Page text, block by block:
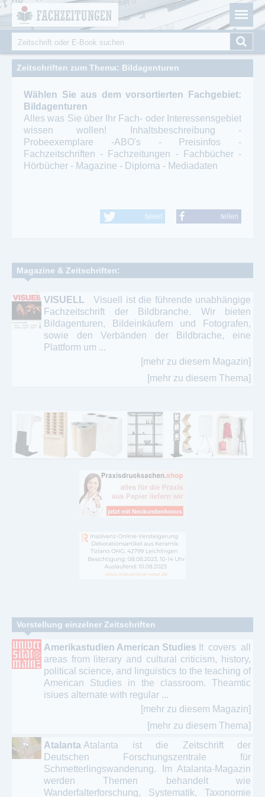
Fachzeitungen.de - Das unabhängige Portal für
Fachmagazine Fachpublikationen & eBooks
Suchformular
Suche
Zeitschriften zum Thema: Bildagenturen
Wählen Sie aus dem vorsortierten Fachgebiet:
Bildagenturen
Alles was Sie über Ihr Fach- oder Interessensgebiet
wissen wollen! Inhaltsbeschreibung -
Probeexemplare -ABO's - Preisinfos -
Fachzeitschriften - Fachzeitungen - Fachbücher -
Hörbücher - Magazine - Diploma - Mediadaten
tweet teilen
Magazine & Zeitschriften:
VISUELL
Visuell ist die führende unabhängige
Fachzeitschrift der Bildbranche. Wir bieten
Bildagenturen, Bildeinkäufern und Fotografen,
sowie den Verbänden der Bildbrache, eine
Plattform um ...
[mehr zu diesem Magazin]
[mehr zu diesem Thema]
Vorstellung einzelner Zeitschriften
Amerikastudien American Studies It covers all
areas from literary and cultural criticism, history,
political science, and linguistics to the teaching of
American Studies in the classroom. Theamtic
isiues alternate with regular ...
[mehr zu diesem Magazin]
[mehr zu diesem Thema]
Atalanta Atalanta ist die Zeitschrift der
Deutschen Forschungszentrale für
Schmetterlingswanderung. Im Atalanta-Magazin
werden Themen behandelt wie
Wanderfalterforschung, Systematik, Taxonomie
Cookie-Einstellungen